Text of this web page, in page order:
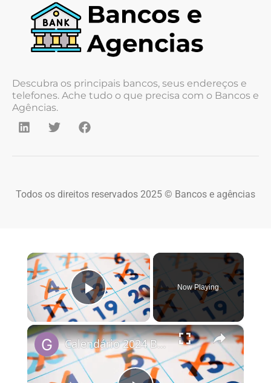
Descubra os principais bancos, seus endereços e
telefones. Ache tudo o que precisa com o Bancos e
Agências.
Todos os direitos reservados 2025 © Bancos e agências
×
Play Video
Now Playing
×
Calendário 2024 Brasil